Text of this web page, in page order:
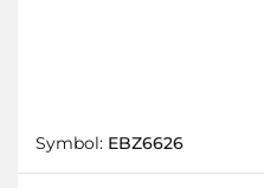
Symbol: EBZ6626